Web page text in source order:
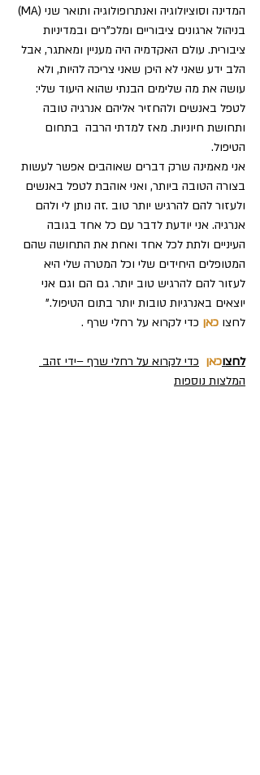
המדינה וסוציולוגיה ואנתרופולוגיה ותואר שני (MA)
בניהול ארגונים ציבוריים ומלכ"רים ובמדיניות
ציבורית. עולם האקדמיה היה מעניין ומאתגר, אבל
הלב ידע שאני לא היכן שאני צריכה להיות, ולא
עושה את מה שלימים הבנתי שהוא היעוד שלי:
לטפל באנשים ולהחזיר אליהם אנרגיה טובה
ותחושת חיוניות. מאז למדתי הרבה  בתחום
הטיפול.
אני מאמינה שרק דברים שאוהבים אפשר לעשות
בצורה הטובה ביותר, ואני אוהבת לטפל באנשים
ולעזור להם להרגיש יותר טוב .זה נותן לי ולהם
אנרגיה. אני יודעת לדבר עם כל אחד בגובה
העיניים ולתת לכל אחד ואחת את התחושה שהם
המטופלים היחידים שלי וכל המטרה שלי היא
לעזור להם להרגיש טוב יותר. גם הם וגם אני
יוצאים באנרגיות טובות יותר בתום הטיפול."
לחצו כאן כדי לקרוא על רחלי שרף .
לחצוכאן כדי לקרוא על רחלי שרף –ידי זהב
המלצות נוספות